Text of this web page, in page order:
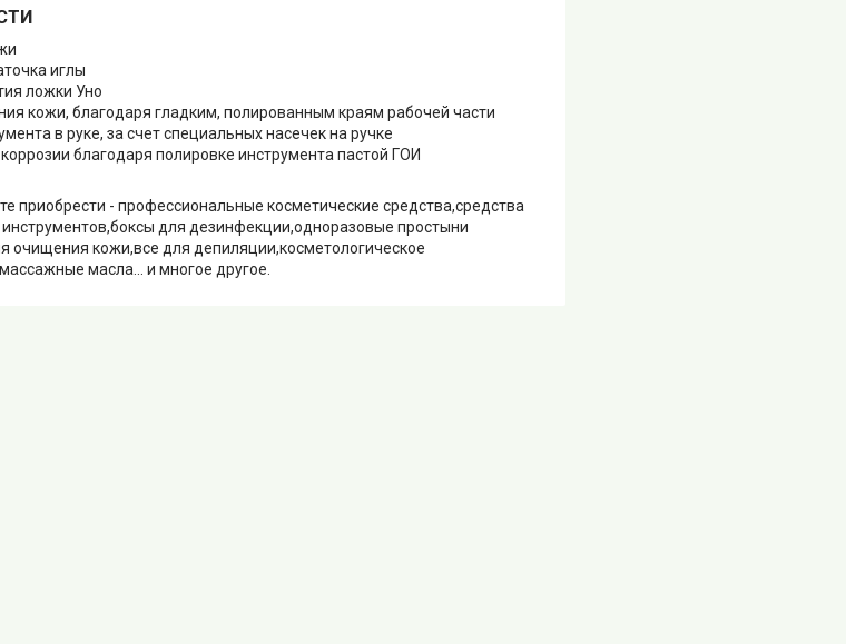
иглы
ложки Уно
кожи, благодаря гладким, полированным краям рабочей части
в руке, за счет специальных насечек на ручке
благодаря полировке инструмента пастой ГОИ
приобрести - профессиональные косметические средства,средства
для дезинфекции,одноразовые простыни
очищения кожи,все для депиляции,косметологическое
масла... и многое другое.